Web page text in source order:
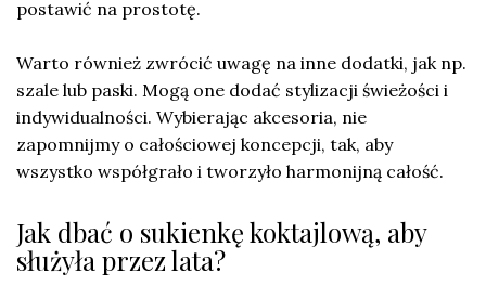
postawić na prostotę.
Warto również zwrócić uwagę na inne dodatki, jak np.
szale lub paski. Mogą one dodać stylizacji świeżości i
indywidualności. Wybierając akcesoria, nie
zapomnijmy o całościowej koncepcji, tak, aby
wszystko współgrało i tworzyło harmonijną całość.
Jak dbać o sukienkę koktajlową, aby
służyła przez lata?